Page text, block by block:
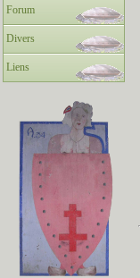
Forum
Divers
Liens